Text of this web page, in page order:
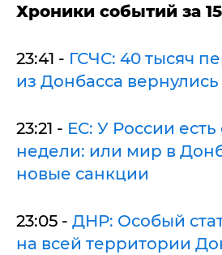
Хроники событий за
23:41 - ГСЧС: 40 тысяч
из Донбасса
23:21 - ЕС: У России есть
недели: или мир в
новые санкции
23:05 - ДНР: Особый
на всей территории